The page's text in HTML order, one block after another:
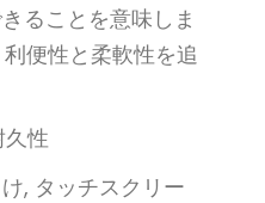
ることを意味しま
便性と柔軟性を追
久性
, タッチスクリー